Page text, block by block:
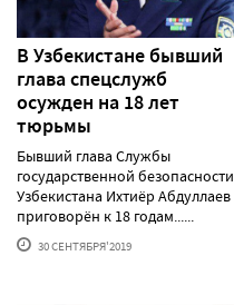
В Узбекистане бывший
глава спецслужб
осужден на 18 лет
тюрьмы
Бывший глава Службы
государственной безопасности
Узбекистана Ихтиёр Абдуллаев
приговорён к 18 годам......
30 СЕНТЯБРЯ'2019